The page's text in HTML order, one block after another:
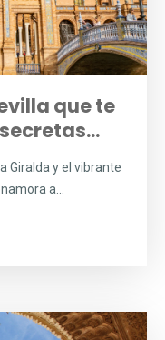
que te
Giralda y el vibrante
a...